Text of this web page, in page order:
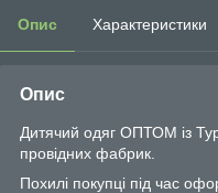
Опис Характеристики
Опис
Дитячий одяг ОПТОМ із
провідних фабрик.
Похилі покупці під час